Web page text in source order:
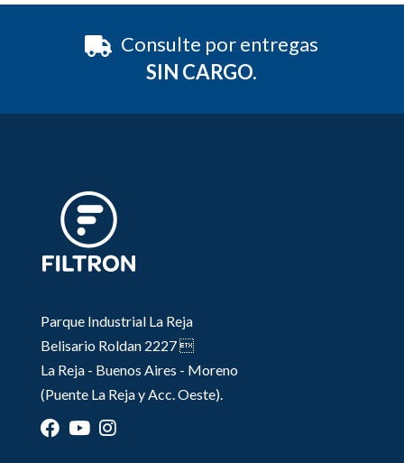
Consulte por entregas
SIN CARGO.
Parque Industrial La Reja
Belisario Roldan 2227 
La Reja - Buenos Aires - Moreno
(Puente La Reja y Acc. Oeste).